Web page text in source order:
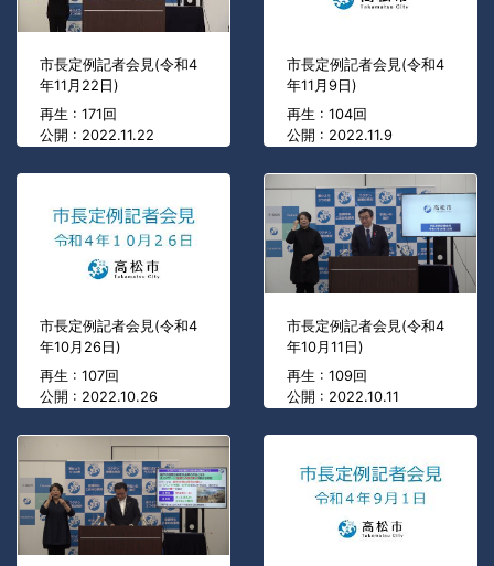
市長定例記者会見(令和4
年11月22日)
再生 : 171回
公開 : 2022.11.22
市長定例記者会見(令和4
年11月9日)
再生 : 104回
公開 : 2022.11.9
市長定例記者会見(令和4
年10月26日)
再生 : 107回
公開 : 2022.10.26
市長定例記者会見(令和4
年10月11日)
再生 : 109回
公開 : 2022.10.11